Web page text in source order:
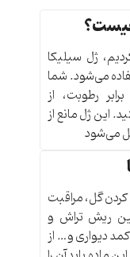
ژل سیلیکا
می‌شود. شما
رطوبت، از
این ژل مانع از
می‌شود
کردن گل، مراقبت
ریش تراش و
دیواری و… از